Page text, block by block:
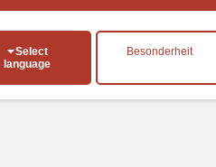
Select
language
Besonderheit